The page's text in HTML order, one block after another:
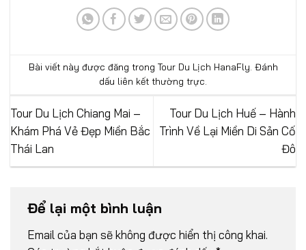
Bài viết này được đăng trong Tour Du Lịch HanaFly. Đánh
dấu liên kết thường trực.
Tour Du Lịch Chiang Mai –
Khám Phá Vẻ Đẹp Miền Bắc
Thái Lan
Tour Du Lịch Huế – Hành
Trình Về Lại Miền Di Sản Cố
Đô
Để lại một bình luận
Email của bạn sẽ không được hiển thị công khai.